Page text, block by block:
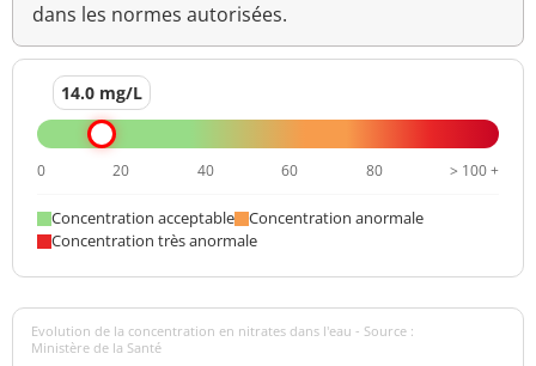
dans les normes autorisées.
14.0 mg/L
0 20 40 60 80 > 100 +
Concentration acceptable
Concentration anormale
Concentration très anormale
Evolution de la concentration en nitrates dans l'eau - Source :
Ministère de la Santé